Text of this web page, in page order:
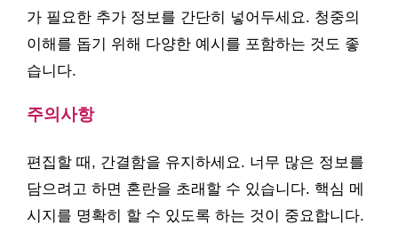
가 필요한 추가 정보를 간단히 넣어두세요. 청중의
이해를 돕기 위해 다양한 예시를 포함하는 것도 좋
습니다.
주의사항
편집할 때, 간결함을 유지하세요. 너무 많은 정보를
담으려고 하면 혼란을 초래할 수 있습니다. 핵심 메
시지를 명확히 할 수 있도록 하는 것이 중요합니다.